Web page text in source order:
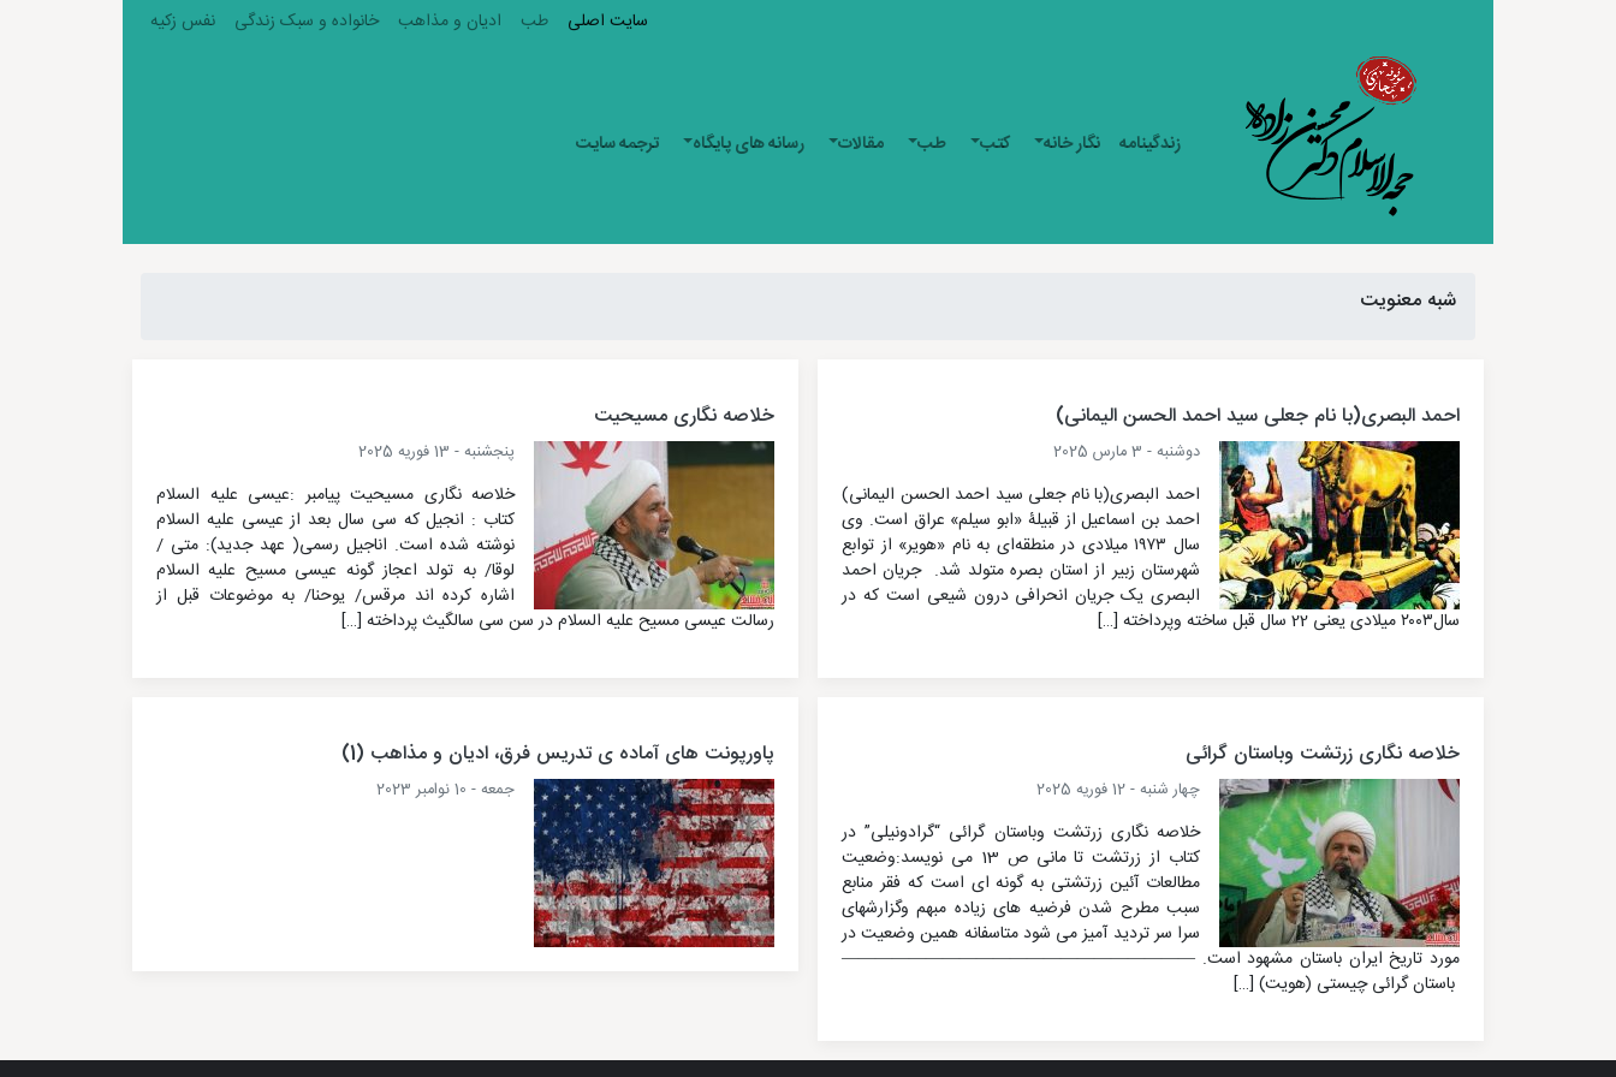
سایت اصلی طب ادیان و مذاهب خانواده و سبک زندگی نفس زکیه
زندگینامه نگار خانه کتب طب مقالات رسانه های پایگاه ترجمه سایت
شبه معنویت
احمد البصری(با نام جعلی سید احمد الحسن الیمانی)
دوشنبه - 3 مارس 2025
احمد البصری(با نام جعلی سید احمد الحسن الیمانی)
احمد بن اسماعیل از قبیلۀ «ابو سیلم» عراق است. وی
سال ۱۹۷۳ میلادی‌ در‌ منطقه‌ای‌ به نام «هویر» از توابع
شهرستان زبیر‌ از‌ استان‌ بصره‌ متولد‌ شد. ‌ جریان احمد
البصری یک جریان انحرافی درون شیعی است که در
سال۲۰۰۳ میلادی یعنی 22 سال قبل ساخته وپرداخته […]
خلاصه نگاری مسیحیت
پنجشنبه - 13 فوریه 2025
خلاصه نگاری مسیحیت پیامبر :عیسی علیه السلام
کتاب : انجیل که سی سال بعد از عیسی علیه السلام
نوشته شده است. اناجیل رسمی( عهد جدید): متی /
لوقا/ به تولد اعجاز گونه عیسی مسیح علیه السلام
اشاره کرده اند مرقس/ یوحنا/ به موضوعات قبل از
رسالت عیسی مسیح علیه السلام در سن سی سالگیث پرداخته […]
خلاصه نگاری زرتشت وباستان گرائی
چهار شنبه - 12 فوریه 2025
خلاصه نگاری زرتشت وباستان گرائی “گرادونیلی” در
کتاب از زرتشت تا مانی ص 13 می نویسد:وضعیت
مطالعات آئین زرتشتی به گونه ای است که فقر منابع
سبب مطرح شدن فرضیه های زیاده مبهم وگزارشهای
سرا سر تردید آمیز می شود متاسفانه همین وضعیت در
مورد تاریخ ایران باستان مشهود است. —————————————————————
باستان گرائی چیستی (هویت) […]
پاورپونت های آماده ی تدریس فرق، ادیان و مذاهب (1)
جمعه - 10 نوامبر 2023